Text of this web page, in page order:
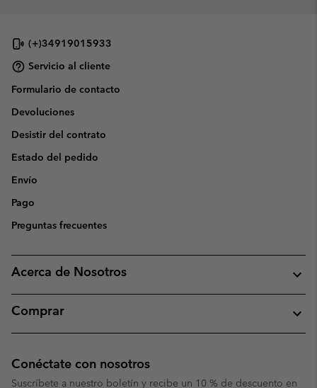
(+)34919015933
Servicio al cliente
Formulario de contacto
Devoluciones
Desistir del contrato
Estado del pedido
Envío
Pago
Preguntas frecuentes
Acerca de Nosotros
Comprar
Conéctate con nosotros
Suscríbete a nuestro boletín y recibe un 10 % de descuento en